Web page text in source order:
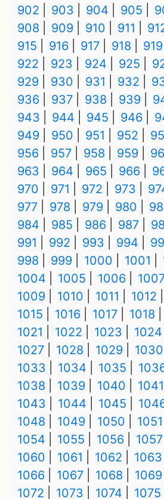
902
903 904 905
908
909 910 911
915
916 917 918 919
922
923 924 925
929
930 931 932
936
937 938 939
943
944 945 946
949
950 951 952
956
957 958 959
963
964 965 966
970
971 972 973
977
978 979 980
984
985 986 987
991
992 993 994
998
999 1000 1001
1004
1005 1006
1009
1010 1011 1012
1015
1016 1017 1018
1021
1022 1023 1024
1027
1028 1029 1030
1033
1034 1035
1038
1039 1040 1041
1043
1044 1045
1048
1049 1050 1051
1054
1055 1056 1057
1060
1061 1062 1063
1066
1067 1068 1069
1072
1073 1074 1075